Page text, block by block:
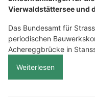
Vierwaldstättersee und
Das Bundesamt für
periodischen
Achereggbrücke in
Weiterlesen